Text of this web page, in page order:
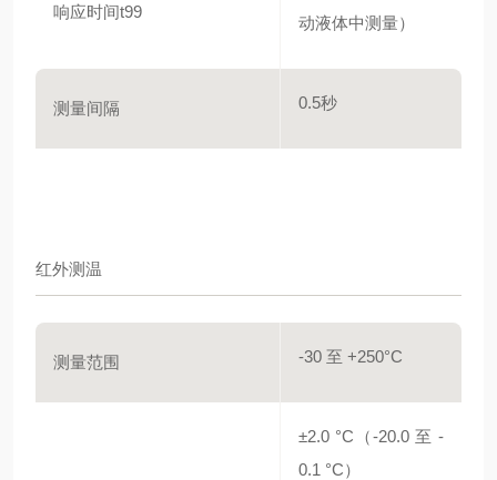
响应时间t99
动液体中测量）
测量间隔 0.5秒
红外测温
测量范围 -30 至 +250°C
±2.0 °C（-20.0 至 -
0.1 °C）